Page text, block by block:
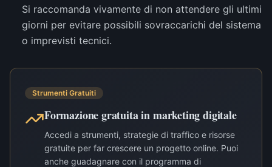
Si raccomanda vivamente di non attendere gli ultimi
giorni per evitare possibili sovraccarichi del sistema
o imprevisti tecnici.
Strumenti Gratuiti
Formazione gratuita in marketing digitale
Accedi a strumenti, strategie di traffico e risorse
gratuite per far crescere un progetto online. Puoi
anche guadagnare con il programma di